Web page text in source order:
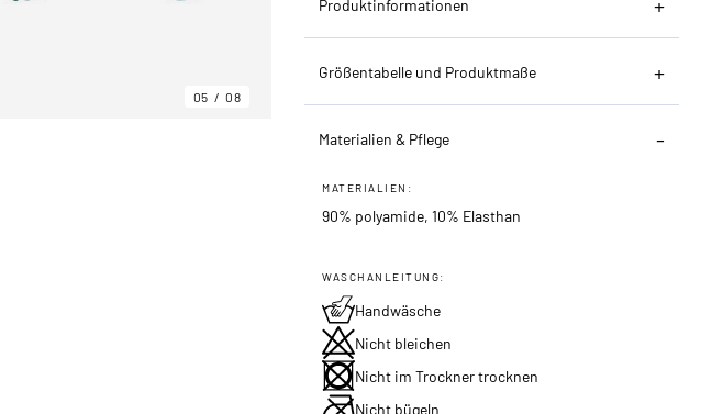
05 08
Produktinformationen
Größentabelle und Produktmaße
Materialien & Pflege
MATERIALIEN:
90% polyamide, 10% Elasthan
WASCHANLEITUNG:
Handwäsche
Nicht bleichen
Nicht im Trockner trocknen
Nicht bügeln